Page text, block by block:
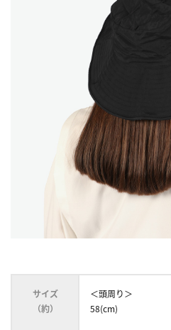
サイズ
（約）
＜頭周り＞
58(cm)